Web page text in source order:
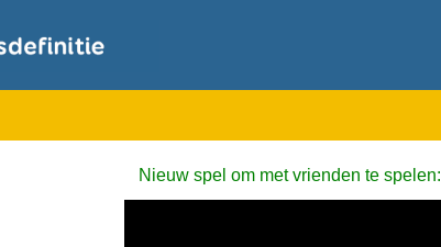
Nieuw spel om met vrienden te spelen: